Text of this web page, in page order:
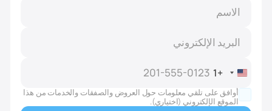
United
States
+1
+1
أوافق على تلقي معلومات حول العروض والصفقات والخدمات من هذا
الموقع الإلكتروني (اختياري).